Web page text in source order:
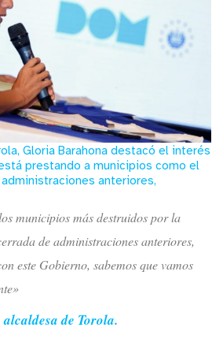
Gloria Barahona destacó el interés
prestando a municipios como el
anteriores,
municipios más destruidos por la
de administraciones anteriores,
este Gobierno, sabemos que vamos
de Torola.